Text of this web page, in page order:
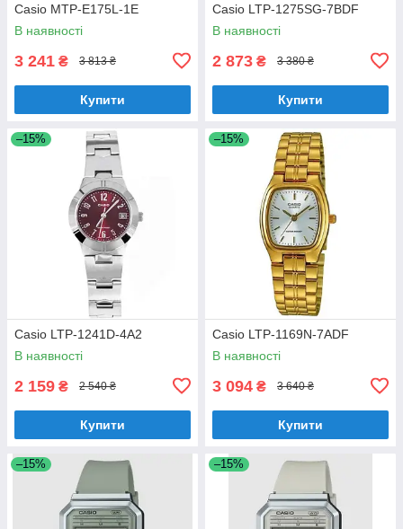
Casio MTP-E175L-1E
В наявності
3 241 ₴ 3 813 ₴
Купити
Casio LTP-1275SG-7BDF
В наявності
2 873 ₴ 3 380 ₴
Купити
–15%
Casio LTP-1241D-4A2
В наявності
2 159 ₴ 2 540 ₴
Купити
–15%
Casio LTP-1169N-7ADF
В наявності
3 094 ₴ 3 640 ₴
Купити
–15% –15%